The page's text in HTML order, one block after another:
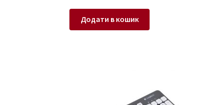
Додати в кошик